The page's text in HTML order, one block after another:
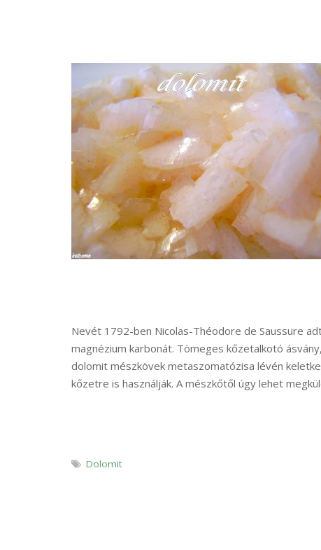
Nevét 1792-ben Nicolas-Théodore de Saussure
magnézium karbonát. Tömeges kőzetalkotó
dolomit mészkövek metaszomatózisa lévén
kőzetre is használják. A mészkőtől úgy lehet
Dolomit